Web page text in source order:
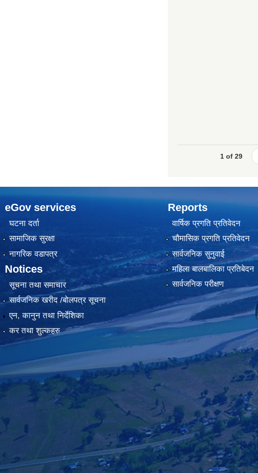
1 of 29
eGov services
घटना दर्ता
सामाजिक सुरक्षा
नागरिक वडापत्र
Notices
सूचना तथा समाचार
सार्वजनिक खरीद /बोलपत्र सूचना
एन, कानुन तथा निर्देशिका
कर तथा शुल्कहरु
Reports
वार्षिक प्रगति प्रतिवेदन
चौमासिक प्रगति प्रतिवेदन
सार्वजनिक सुनुवाई
महिला बालबालिका प्रतिबेदन
सार्वजनिक परीक्षण